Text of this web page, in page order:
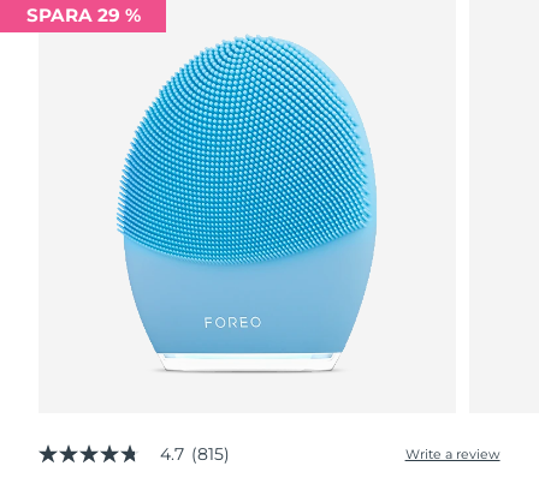
SPARA 29 %
4.7
4.7 (815) Write a review